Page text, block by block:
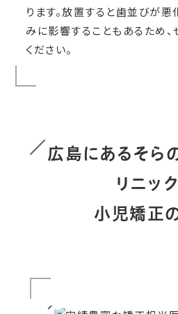
ります。放置すると歯並びが悪
みに影響することもあるため
ください。
広島にあるそら
リニッ
小児矯正